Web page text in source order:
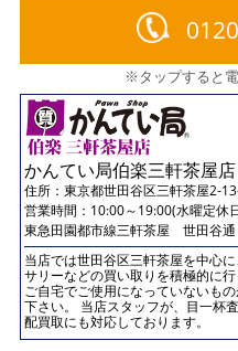
※タップすると
かんてい局伯楽三軒茶屋店
住所： 東京都世田谷区三軒茶屋2-
営業時間：10:00～19:00(水曜定休
東急田園都市線三軒茶屋 世田谷
当店では世田谷区三軒茶屋を中心
サリーなどの買い取りを積極的に行
ご自宅でご使用になっていないも
下さい。 当店スタッフが、目一杯
配買取にも対応しております。